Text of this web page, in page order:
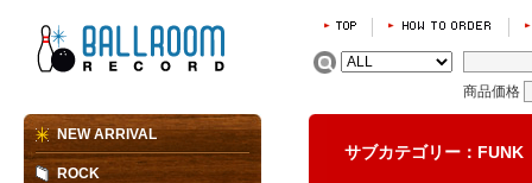
商品価格
サブカテゴリー：
NEW ARRIVAL
ROCK